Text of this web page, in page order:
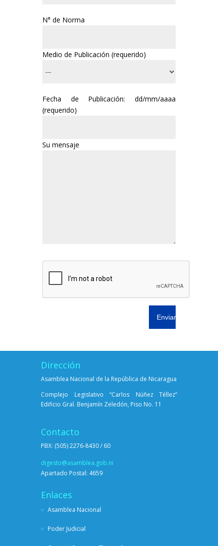
N° de Norma
Medio de Publicación (requerido)
Fecha de Publicación: dd/mm/aaaa
(requerido)
Su mensaje
Dirección
Asamblea Nacional de la República de Nicaragua
Complejo Legislativo “Carlos Núñez Téllez”
Edificio Gral. Benjamín Zeledón, Piso No. 11
Contacto
PBX: (505) 2276-8430 / 60
digesto@asamblea.gob.ni
Apartado Postal: 4659
Enlaces
Asamblea Nacional
Poder Judicial